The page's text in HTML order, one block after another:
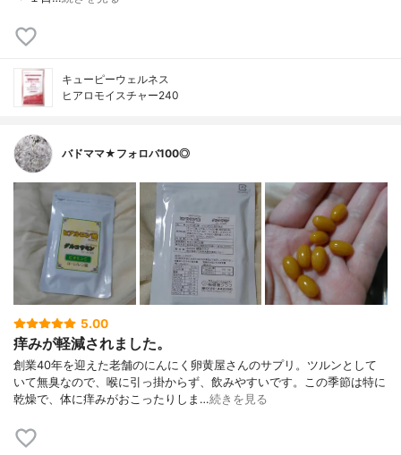
キューピーウェルネス
ヒアロモイスチャー240
バドママ★フォロバ100◎
5.00
痒みが軽減されました。
創業40年を迎えた老舗のにんにく卵黄屋さんのサプリ。ツルンとして
いて無臭なので、喉に引っ掛からず、飲みやすいです。この季節は特に
乾燥で、体に痒みがおこったりしま…続きを見る